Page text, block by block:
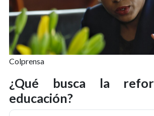
Colprensa
¿Qué busca la
educación?